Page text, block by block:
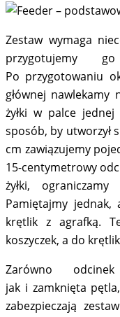
Zestaw wymaga
przygotujemy
Po przygotowaniu
głównej
żyłki w palce
sposób, by utworzył
cm zawiązujemy
15-centymetrowy
żyłki, ograniczamy
Pamiętajmy jednak,
krętlik z agrafką.
koszyczek, a do
Zarówno
jak i zamknięta
zabezpieczają